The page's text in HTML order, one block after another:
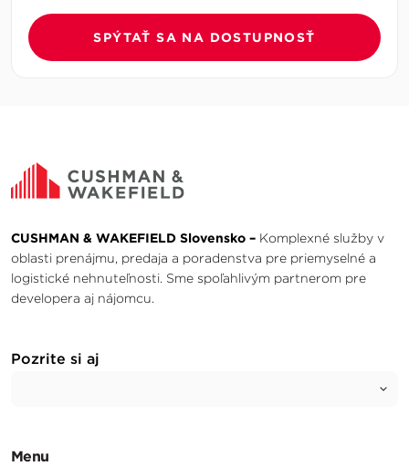
SPÝTAŤ SA NA DOSTUPNOSŤ
CUSHMAN & WAKEFIELD Slovensko – Komplexné služby v
oblasti prenájmu, predaja a poradenstva pre priemyselné a
logistické nehnuteľnosti. Sme spoľahlivým partnerom pre
developera aj nájomcu.
Pozrite si aj
Menu